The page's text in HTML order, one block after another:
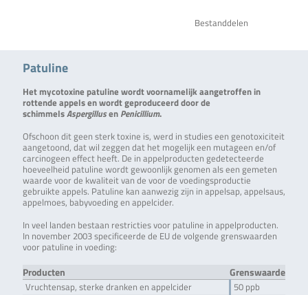
Bestanddelen
Patuline
Het mycotoxine patuline wordt voornamelijk aangetroffen in
rottende appels en wordt geproduceerd door de
schimmelsAspergillusen Penicillium.
Ofschoon dit geen sterk toxine is, werd in studies een genotoxiciteit
aangetoond, dat wil zeggen dat het mogelijk een mutageen en/of
carcinogeen effect heeft. De in appelproducten gedetecteerde
hoeveelheid patuline wordt gewoonlijk genomen als een gemeten
waarde voor de kwaliteit van de voor de voedingsproductie
gebruikte appels. Patuline kan aanwezig zijn in appelsap, appelsaus,
appelmoes, babyvoeding en appelcider.
In veel landen bestaan restricties voor patuline in appelproducten.
In november 2003 specificeerde de EU de volgende grenswaarden
voor patuline in voeding:
Producten Grenswaarde
Vruchtensap, sterke dranken en appelcider
50 ppb